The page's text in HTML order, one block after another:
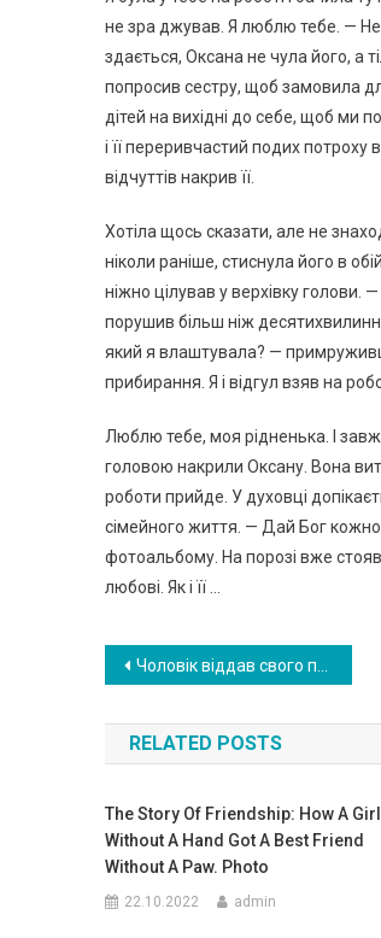
не зра джував. Я люблю тебе. —
здається, Оксана не чула його, а
попросив сестру, щоб замовила
дітей на вихідні до себе, щоб ми
і її переривчастий подих потроху
відчуттів накрив її.
Хотіла щось сказати, але не
ніколи раніше, стиснула його в
ніжно цілував у верхівку
порушив більш ніж
який я влаштувала? —
прибирання. Я і відгул взяв на
Люблю тебе, моя рідненька. І
головою накрили Оксану. Вона
роботи прийде. У духовці
сімейного життя. — Дай Бог
фотоальбому. На порозі вже стояв
любові. Як і її …
Навигация
по
записям
Чоловік віддав свого папу у будинок престарілих. Повернувшись додому, він був в шоці від питання 5-річного сина….
RELATED POSTS
The Story Of Friendship: How A Girl
Without A Hand Got A Best Friend
Without A Paw. Photo
22.10.2022 admin